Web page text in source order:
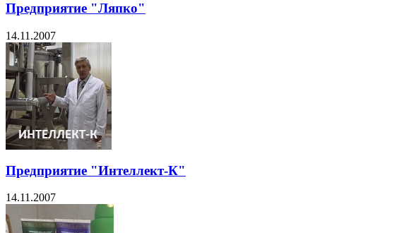
Предприятие "Ляпко"
14.11.2007
Предприятие "Интеллект-К"
14.11.2007